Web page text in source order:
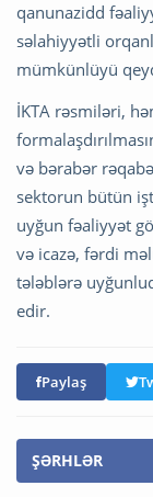
qanunazidd
səlahiyyətli
mümkünlüyü
İKTA rəsmiləri,
və bərabər
sektorun bütün
uyğun fəaliyyət
və icazə, fərdi
tələblərə
edir.
Paylaş
ŞƏRHLƏR